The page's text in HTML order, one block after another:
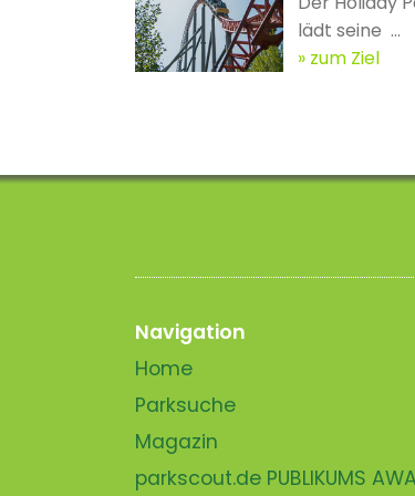
lädt seine ...
zum Ziel
Navigation
Home
Parksuche
Magazin
parkscout.de PUBLIKUMS